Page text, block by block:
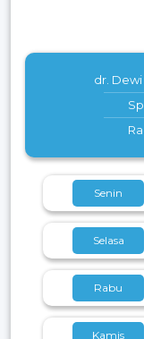
dr. Dewi
Senin
Selasa
Rabu
Kamis